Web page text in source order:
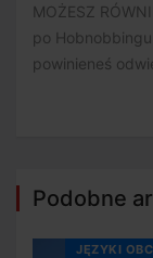
MOŻESZ
po
powinieneś
Podobne
JĘZYKI